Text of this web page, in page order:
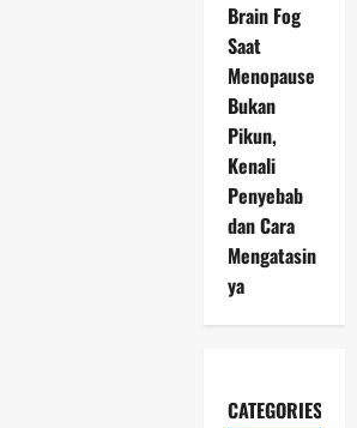
Brain Fog
Saat
Menopause
Bukan
Pikun,
Kenali
Penyebab
dan Cara
Mengatasin
ya
CATEGORIES